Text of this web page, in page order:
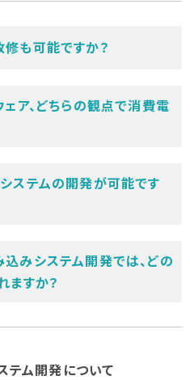
も可能ですか？
ア、どちらの観点で消費電
ステムの開発が可能です
みシステム開発では、どの
ますか？
テム開発について